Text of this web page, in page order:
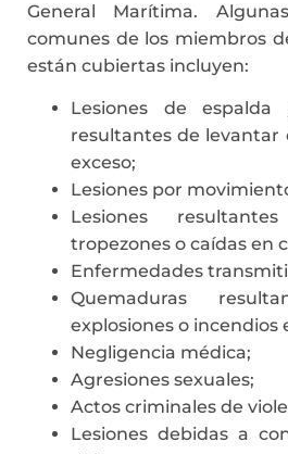
General Marítima.
comunes de los miembros
están cubiertas incluyen:
Lesiones de
resultantes de levantar
exceso;
Lesiones por
Lesiones
tropezones o caídas en
Enfermedades
Quemaduras
explosiones o incendios
Negligencia médica;
Agresiones sexuales;
Actos criminales de
Lesiones debidas a